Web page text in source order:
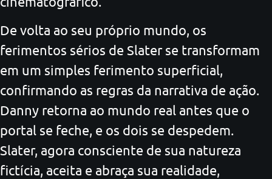
De volta ao seu próprio mundo, os
ferimentos sérios de Slater se transformam
em um simples ferimento superficial,
confirmando as regras da narrativa de ação.
Danny retorna ao mundo real antes que o
portal se feche, e os dois se despedem.
Slater, agora consciente de sua natureza
fictícia, aceita e abraça sua realidade,